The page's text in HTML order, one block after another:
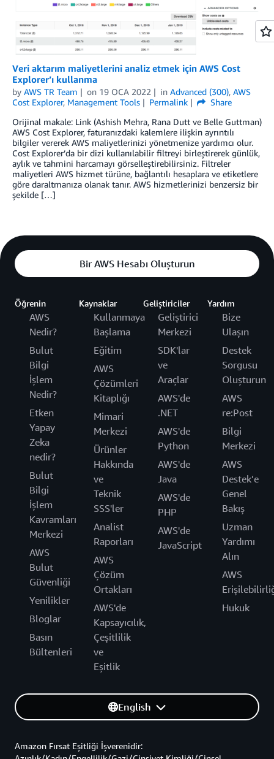
Veri aktarım maliyetlerini analiz etmek için AWS Cost
Explorer’ı kullanma
by AWS TR Team on 19 OCA 2022 in Advanced (300), AWS
Cost Explorer, Management Tools Permalink
Share
Orijinal makale: Link (Ashish Mehra, Rana Dutt ve Belle Guttman)
AWS Cost Explorer, faturanızdaki kalemlere ilişkin ayrıntılı
bilgiler vererek AWS maliyetlerinizi yönetmenize yardımcı olur.
Cost Explorer’da bir dizi kullanılabilir filtreyi birleştirerek günlük,
aylık ve tahmini harcamayı görselleştirebilirsiniz. Filtreler
maliyetleri AWS hizmet türüne, bağlantılı hesaplara ve etiketlere
göre daraltmanıza olanak tanır. AWS hizmetlerinizi benzersiz bir
şekilde […]
Bir AWS Hesabı Oluşturun
Öğrenin
AWS
Nedir?
Bulut
Bilgi
İşlem
Nedir?
Etken
Yapay
Zeka
nedir?
Bulut
Bilgi
İşlem
Kavramları
Merkezi
AWS
Bulut
Güvenliği
Yenilikler
Bloglar
Basın
Bültenleri
Kaynaklar
Kullanmaya
Başlama
Eğitim
AWS
Çözümleri
Kitaplığı
Mimari
Merkezi
Ürünler
Hakkında
ve
Teknik
SSS'ler
Analist
Raporları
AWS
Çözüm
Ortakları
AWS'de
Kapsayıcılık,
Çeşitlilik
ve
Eşitlik
Geliştiriciler
Geliştirici
Merkezi
SDK'lar
ve
Araçlar
AWS'de
.NET
AWS'de
Python
AWS'de
Java
AWS'de
PHP
AWS'de
JavaScript
Yardım
Bize
Ulaşın
Destek
Sorgusu
Oluşturun
AWS
re:Post
Bilgi
Merkezi
AWS
Destek’e
Genel
Bakış
Uzman
Yardımı
Alın
AWS
Hukuk
English
Amazon Fırsat Eşitliği İşverenidir: